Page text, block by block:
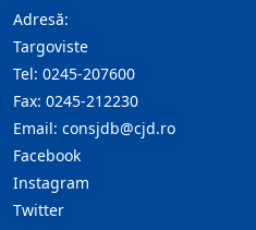
Adresă:
Targoviste
Tel: 0245-207600
Fax: 0245-212230
Email: consjdb@cjd.ro
Facebook
Instagram
Twitter